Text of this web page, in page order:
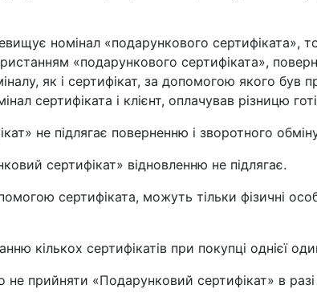
номінал «подарункового сертифіката»,
«подарункового сертифіката»,
як і сертифікат, за допомогою якого
сертифіката і клієнт, оплачував різницю
не підлягає поверненню і зворотного
сертифікат» відновленню не підлягає.
сертифіката, можуть тільки фізичні
кількох сертифікатів при покупці однієї
не прийняти «Подарунковий сертифікат» в